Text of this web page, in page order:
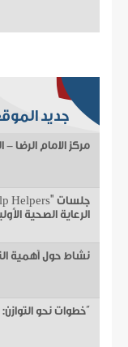
جديد
مركز الامام الرضا -
الرعاية الصحية
نشاط حول أهمية
“خطوات نحو